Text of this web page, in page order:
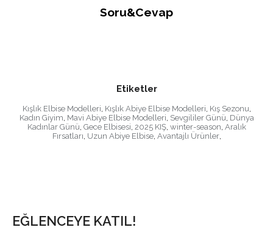
Soru&Cevap
Etiketler
Kışlık Elbise Modelleri, Kışlık Abiye Elbise Modelleri, Kış Sezonu,
Kadın Giyim, Mavi Abiye Elbise Modelleri, Sevgililer Günü, Dünya
Kadınlar Günü, Gece Elbisesi, 2025 KIŞ, winter-season, Aralık
Fırsatları, Uzun Abiye Elbise, Avantajlı Ürünler,
EĞLENCEYE KATIL!